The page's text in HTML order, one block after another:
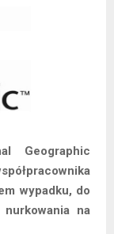
Geographic
wypadku, do
na